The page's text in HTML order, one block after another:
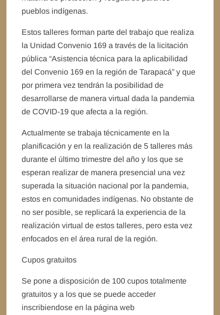
pueblos indígenas.
Estos talleres forman parte del trabajo que realiza
la Unidad Convenio 169 a través de la licitación
pública “Asistencia técnica para la aplicabilidad
del Convenio 169 en la región de Tarapacá” y que
por primera vez tendrán la posibilidad de
desarrollarse de manera virtual dada la pandemia
de COVID-19 que afecta a la región.
Actualmente se trabaja técnicamente en la
planificación y en la realización de 5 talleres más
durante el último trimestre del año y los que se
esperan realizar de manera presencial una vez
superada la situación nacional por la pandemia,
estos en comunidades indígenas. No obstante de
no ser posible, se replicará la experiencia de la
realización virtual de estos talleres, pero esta vez
enfocados en el área rural de la región.
Cupos gratuitos
Se pone a disposición de 100 cupos totalmente
gratuitos y a los que se puede acceder
inscribiendose en la página web